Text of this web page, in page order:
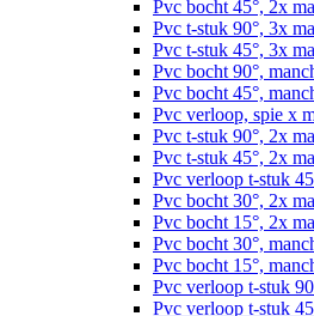
Pvc bocht 45°, 2x
Pvc t-stuk 90°, 3x
Pvc t-stuk 45°, 3x
Pvc bocht 90°,
Pvc bocht 45°,
Pvc verloop, spie x
Pvc t-stuk 90°, 2x
Pvc t-stuk 45°, 2x
Pvc verloop t-stuk
Pvc bocht 30°, 2x
Pvc bocht 15°, 2x
Pvc bocht 30°,
Pvc bocht 15°,
Pvc verloop t-stuk
Pvc verloop t-stuk